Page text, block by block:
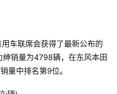
销量为4798辆，在东风本田
量中排名第9位。